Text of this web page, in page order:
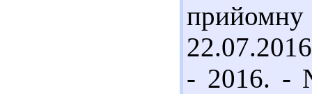
- 2016. -